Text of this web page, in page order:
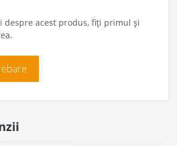
despre acest produs, fiți primul și